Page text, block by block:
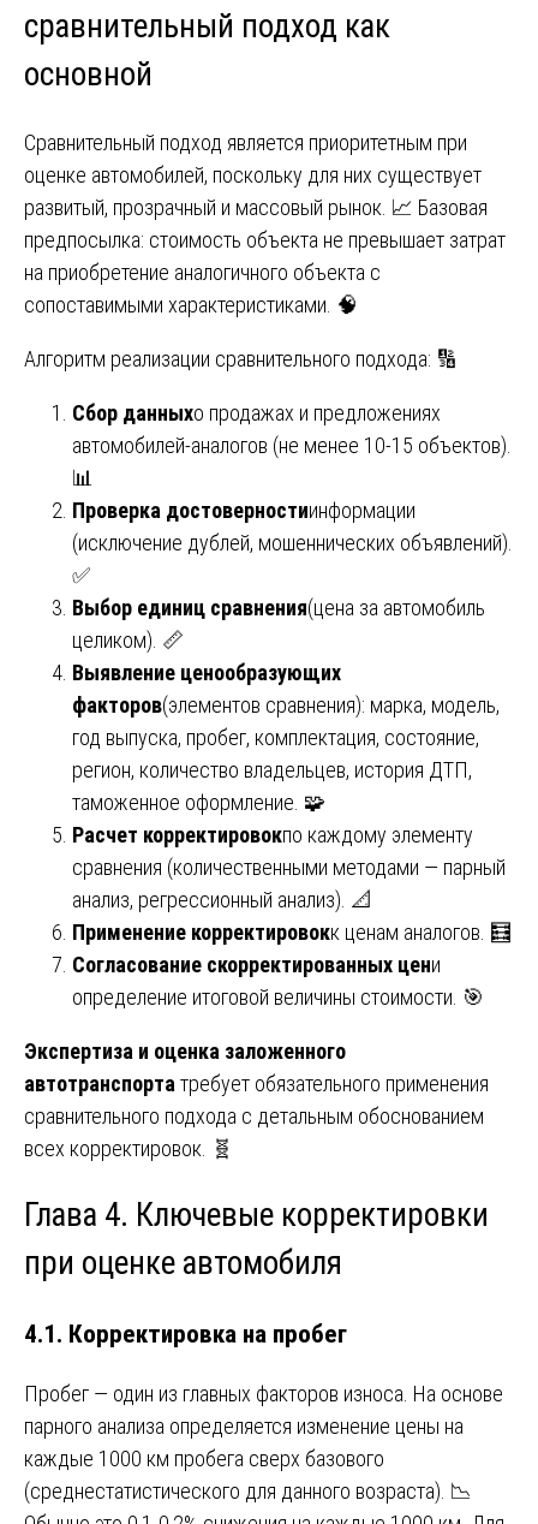
сравнительный подход как
основной
Сравнительный подход является приоритетным при
оценке автомобилей, поскольку для них существует
развитый, прозрачный и массовый рынок. 📈 Базовая
предпосылка: стоимость объекта не превышает затрат
на приобретение аналогичного объекта с
сопоставимыми характеристиками. 🧠
Алгоритм реализации сравнительного подхода: 🔢
Сбор данныхо продажах и предложениях
автомобилей-аналогов (не менее 10-15 объектов).
📊
Проверка достоверностиинформации
(исключение дублей, мошеннических объявлений).
✅
Выбор единиц сравнения(цена за автомобиль
целиком). 📏
Выявление ценообразующих
факторов(элементов сравнения): марка, модель,
год выпуска, пробег, комплектация, состояние,
регион, количество владельцев, история ДТП,
таможенное оформление. 🧩
Расчет корректировокпо каждому элементу
сравнения (количественными методами — парный
анализ, регрессионный анализ). 📐
Применение корректировокк ценам аналогов. 🧮
Согласование скорректированных цени
определение итоговой величины стоимости. 🎯
Экспертиза и оценка заложенного
автотранспорта требует обязательного применения
сравнительного подхода с детальным обоснованием
всех корректировок. 🧬
Глава 4. Ключевые корректировки
при оценке автомобиля
4.1. Корректировка на пробег
Пробег — один из главных факторов износа. На основе
парного анализа определяется изменение цены на
каждые 1000 км пробега сверх базового
(среднестатистического для данного возраста). 📉